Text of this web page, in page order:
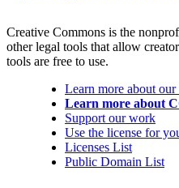
Creative Commons is the
other legal tools that allow
tools are free to use.
Learn more about
Learn more about
Support our work
Use the license for
Licenses List
Public Domain List